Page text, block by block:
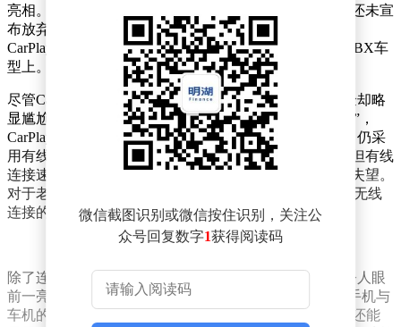
亮相。这一升级版本最初在2022年就被预告，当时苹果还未宣
布放弃造车计划。时至今日，伴随着诸多猜测与期待，
CarPlay Ultra终于与公众见面，首先搭载于阿斯顿马丁DBX车
型上。
尽管CarPlay Ultra的宣传让人热血沸腾，但首批用户体验却略
显尴尬。据Top Gear的测评显示，即便被标榜为“满血版”，
CarPlay Ultra在初次连接时仍需一定时间，且演示过程中仍采
用有线连接方式。尽管主持人解释无线连接同样可行，但有线
连接速度更快，这无疑让期待无线便捷体验的用户感到失望。
对于老用户而言，有线与无线CarPlay的体验差异显著，无线
连接的稳定性与速度依旧成谜。
除了连接方式的遗憾，CarPlay Ultra在其他方面的改进令人眼
前一亮。它不再仅仅是iPhone的投屏工具，而是实现了手机与
车机的深度协同计算与交互。苹果UI不仅限于中控屏，还能
微信截图识别或微信按住识别，关注公
众号回复数字1获得阅读码